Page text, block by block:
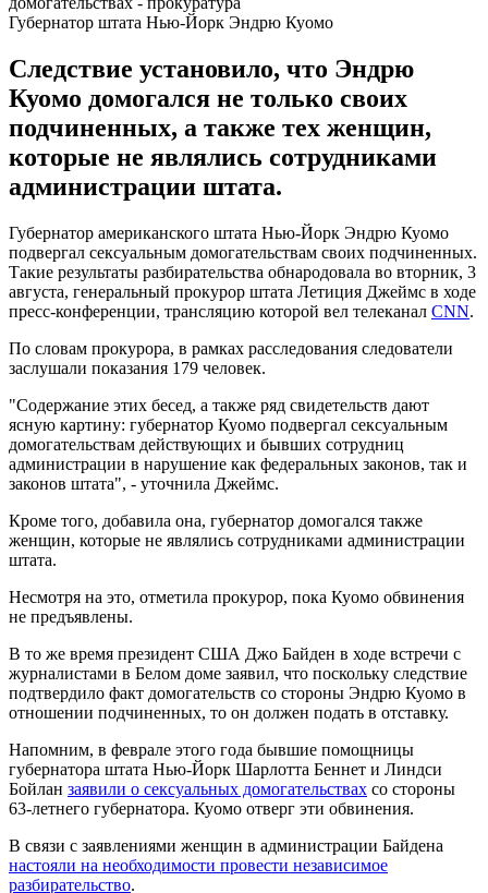
Губернатор штата Нью-Йорк Эндрю Куомо
Следствие установило, что Эндрю
Куомо домогался не только своих
подчиненных, а также тех женщин,
которые не являлись сотрудниками
администрации штата.
Губернатор американского штата Нью-Йорк Эндрю Куомо
подвергал сексуальным домогательствам своих подчиненных.
Такие результаты разбирательства обнародовала во вторник, 3
августа, генеральный прокурор штата Летиция Джеймс в ходе
пресс-конференции, трансляцию которой вел телеканал CNN.
По словам прокурора, в рамках расследования следователи
заслушали показания 179 человек.
"Содержание этих бесед, а также ряд свидетельств дают
ясную картину: губернатор Куомо подвергал сексуальным
домогательствам действующих и бывших сотрудниц
администрации в нарушение как федеральных законов, так и
законов штата", - уточнила Джеймс.
Кроме того, добавила она, губернатор домогался также
женщин, которые не являлись сотрудниками администрации
штата.
Несмотря на это, отметила прокурор, пока Куомо обвинения
не предъявлены.
В то же время президент США Джо Байден в ходе встречи с
журналистами в Белом доме заявил, что поскольку следствие
подтвердило факт домогательств со стороны Эндрю Куомо в
отношении подчиненных, то он должен подать в отставку.
Напомним, в феврале этого года бывшие помощницы
губернатора штата Нью-Йорк Шарлотта Беннет и Линдси
Бойлан заявили о сексуальных домогательствах со стороны
63-летнего губернатора. Куомо отверг эти обвинения.
В связи с заявлениями женщин в администрации Байдена
настояли на необходимости провести независимое
разбирательство.